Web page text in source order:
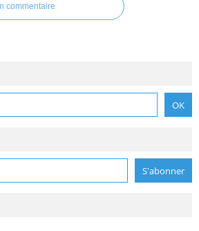
commentaire